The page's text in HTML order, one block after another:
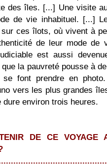
des îles. [...] Une visite
de vie inhabituel. [...]
sur ces îlots, où vivent à
de leur mode de
est aussi
la pauvreté pousse à
se font prendre en
vers les plus grandes
environ trois heures.
DE CE VOYAGE